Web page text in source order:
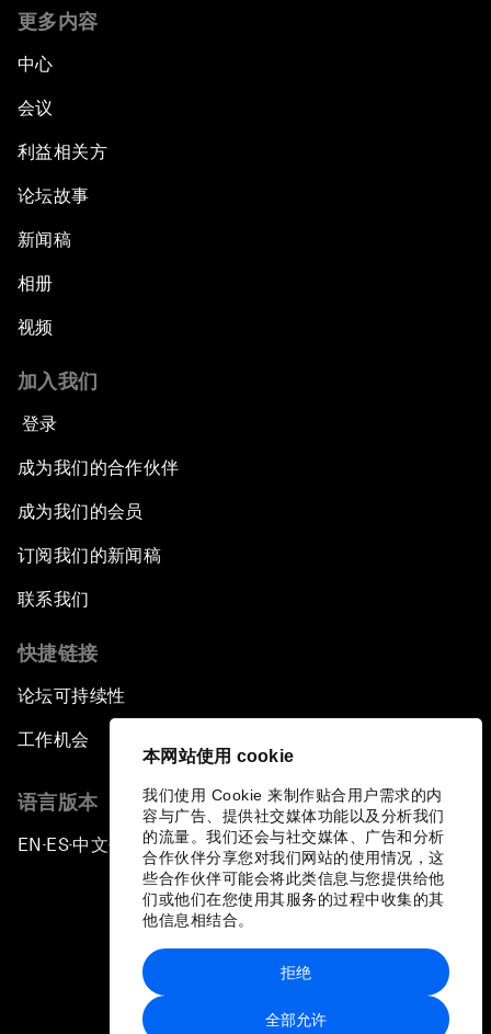
本网站使用 cookie
我们使用 Cookie 来制作贴合用户需求的内
容与广告、提供社交媒体功能以及分析我们
的流量。我们还会与社交媒体、广告和分析
合作伙伴分享您对我们网站的使用情况，这
些合作伙伴可能会将此类信息与您提供给他
们或他们在您使用其服务的过程中收集的其
他信息相结合。
全部允许
拒绝
更多内容
中心
会议
利益相关方
论坛故事
新闻稿
相册
视频
加入我们
登录
成为我们的合作伙伴
成为我们的会员
订阅我们的新闻稿
联系我们
快捷链接
论坛可持续性
工作机会
语言版本
EN ▪ES▪中文▪ 日本語